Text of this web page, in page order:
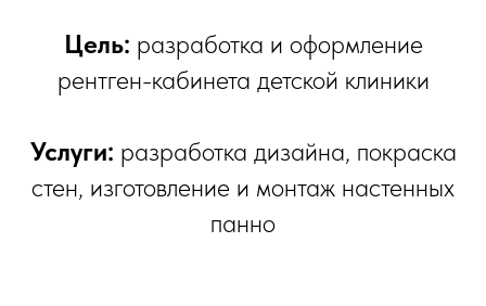
Цель: разработка и оформление
рентген-кабинета детской клиники
Услуги: разработка дизайна, покраска
стен, изготовление и монтаж настенных
панно